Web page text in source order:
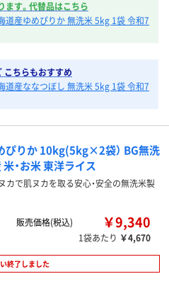
ます。代替品はこちら
海道産ゆめぴりか 無洗米 5kg 1袋 令和7
こちらもおすすめ
海道産ななつぼし 無洗米 5kg 1袋 令和7
ぴりか 10kg(5kg×2袋） BG無洗
・お米 東洋ライス
カで肌ヌカを取る安心・安全の無洗米製
販売価格(税込) ￥9,340
1袋あたり ￥4,670
終了しました